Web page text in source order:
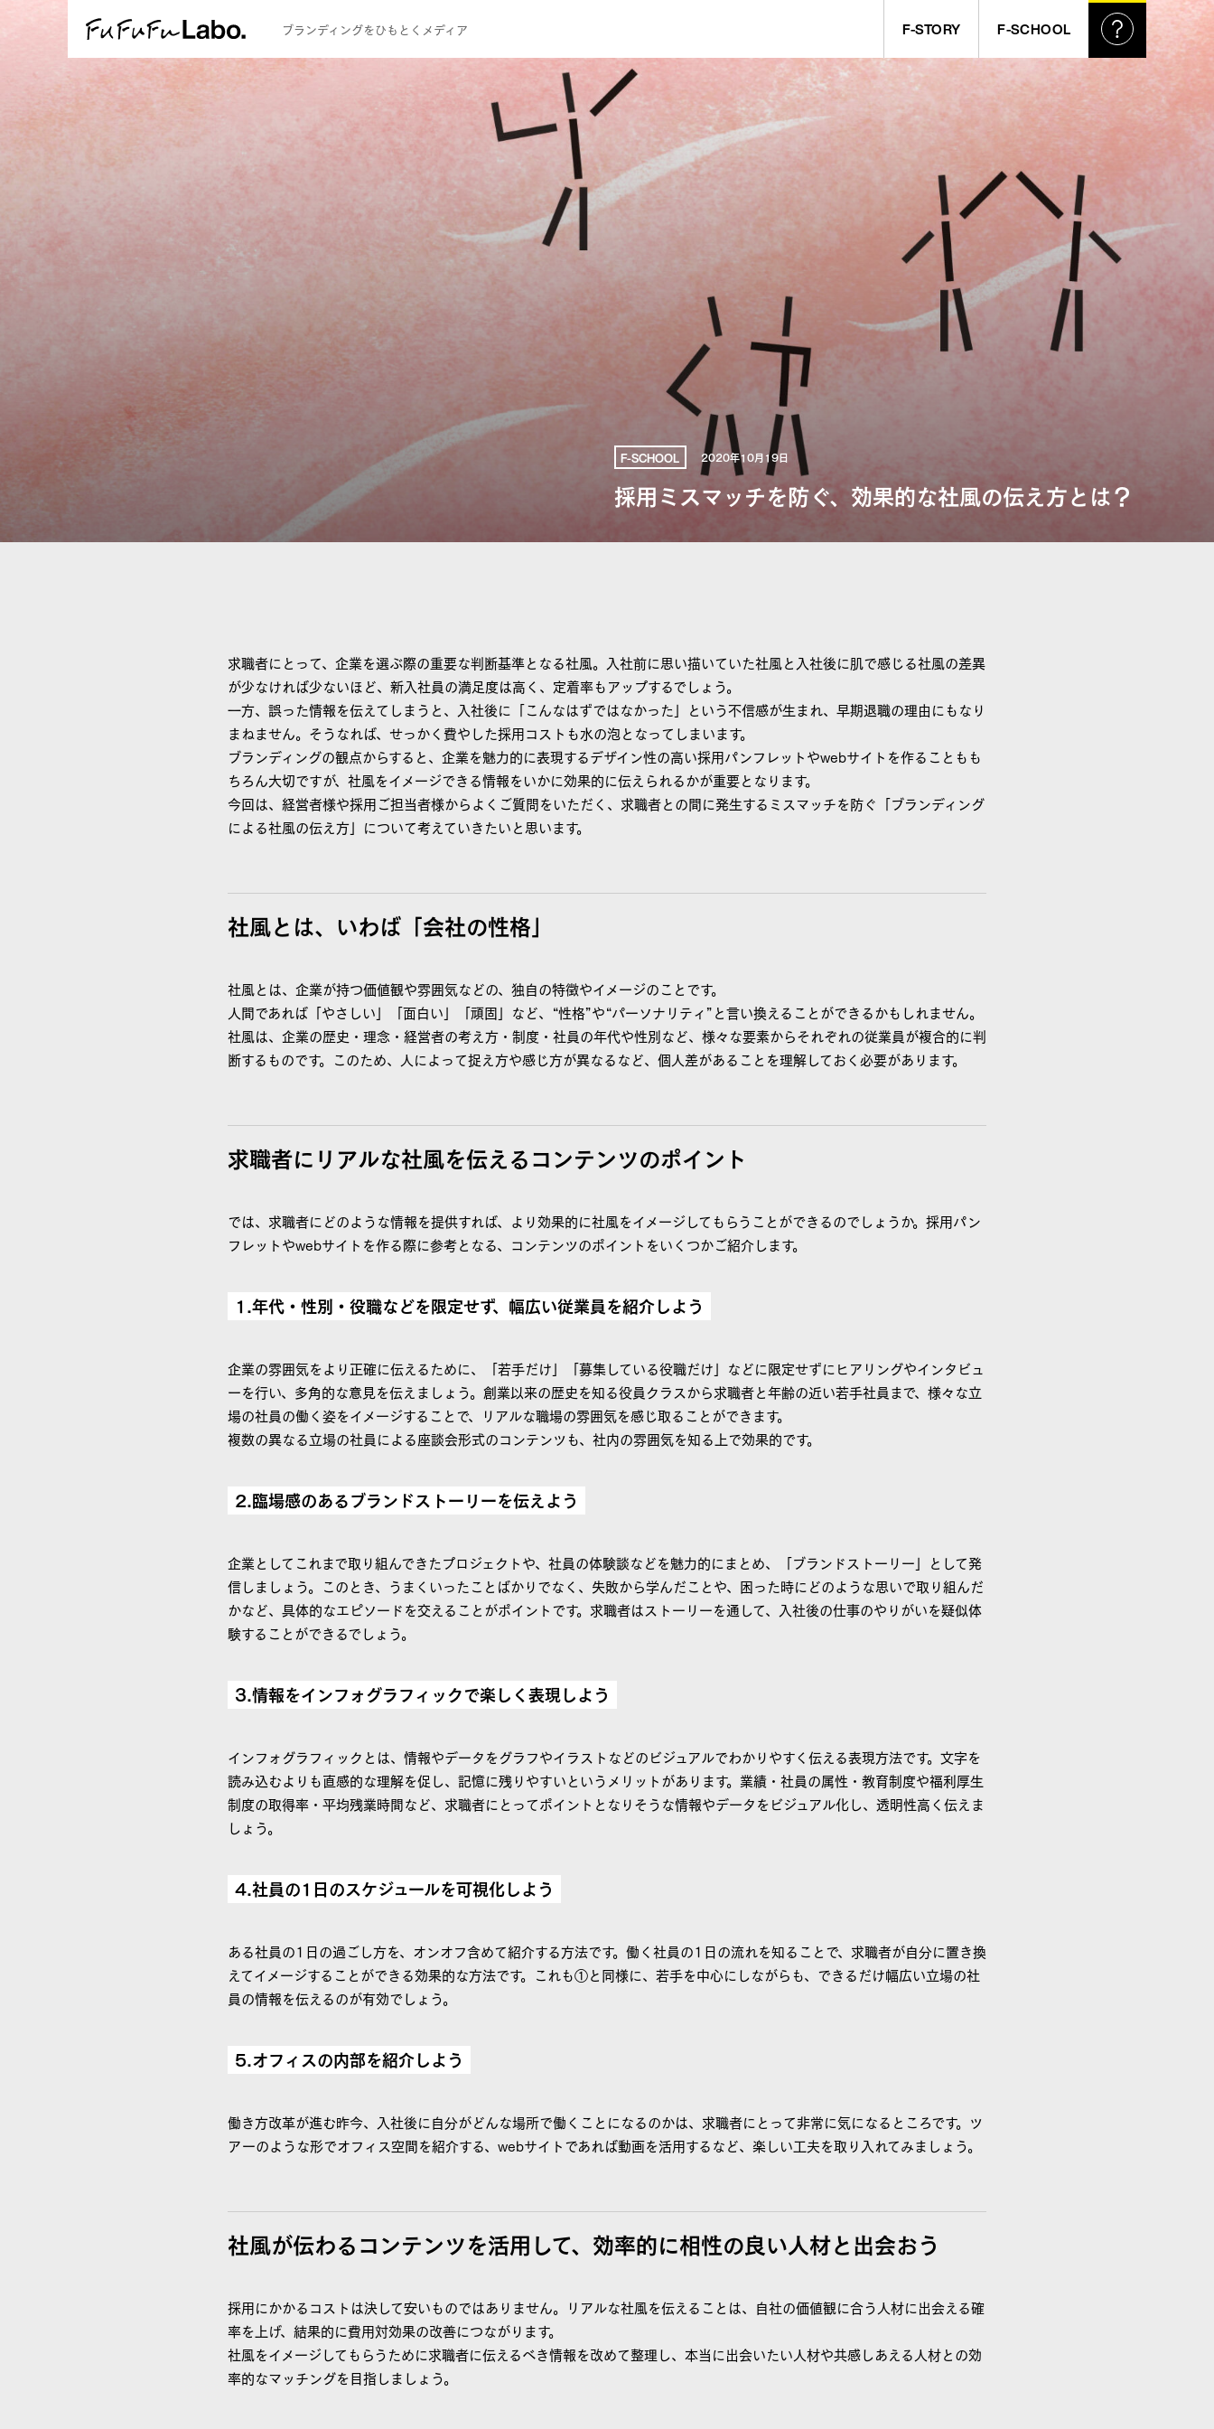
FuFuFu Labo ブランディングをひもとくメディア F-STORY F-SCHOOL
F-STORY
F-SCHOOL 2020年10月19日
採用ミスマッチを防ぐ、効果的な社風の伝え方とは？
求職者にとって、企業を選ぶ際の重要な判断基準となる社風。入社前に思い描いていた社風と入社後に肌で感じる社風の差異
が少なければ少ないほど、新入社員の満足度は高く、定着率もアップするでしょう。
一方、誤った情報を伝えてしまうと、入社後に「こんなはずではなかった」という不信感が生まれ、早期退職の理由にもなり
まねません。そうなれば、せっかく費やした採用コストも水の泡となってしまいます。
ブランディングの観点からすると、企業を魅力的に表現するデザイン性の高い採用パンフレットやwebサイトを作ることもも
ちろん大切ですが、社風をイメージできる情報をいかに効果的に伝えられるかが重要となります。
今回は、経営者様や採用ご担当者様からよくご質問をいただく、求職者との間に発生するミスマッチを防ぐ「ブランディング
による社風の伝え方」について考えていきたいと思います。
社風とは、いわば「会社の性格」
社風とは、企業が持つ価値観や雰囲気などの、独自の特徴やイメージのことです。
人間であれば「やさしい」「面白い」「頑固」など、“性格”や“パーソナリティ”と言い換えることができるかもしれません。
社風は、企業の歴史・理念・経営者の考え方・制度・社員の年代や性別など、様々な要素からそれぞれの従業員が複合的に判
断するものです。このため、人によって捉え方や感じ方が異なるなど、個人差があることを理解しておく必要があります。
求職者にリアルな社風を伝えるコンテンツのポイント
では、求職者にどのような情報を提供すれば、より効果的に社風をイメージしてもらうことができるのでしょうか。採用パン
フレットやwebサイトを作る際に参考となる、コンテンツのポイントをいくつかご紹介します。
1.年代・性別・役職などを限定せず、幅広い従業員を紹介しよう
企業の雰囲気をより正確に伝えるために、「若手だけ」「募集している役職だけ」などに限定せずにヒアリングやインタビュ
ーを行い、多角的な意見を伝えましょう。創業以来の歴史を知る役員クラスから求職者と年齢の近い若手社員まで、様々な立
場の社員の働く姿をイメージすることで、リアルな職場の雰囲気を感じ取ることができます。
複数の異なる立場の社員による座談会形式のコンテンツも、社内の雰囲気を知る上で効果的です。
2.臨場感のあるブランドストーリーを伝えよう
企業としてこれまで取り組んできたプロジェクトや、社員の体験談などを魅力的にまとめ、「ブランドストーリー」として発
信しましょう。このとき、うまくいったことばかりでなく、失敗から学んだことや、困った時にどのような思いで取り組んだ
かなど、具体的なエピソードを交えることがポイントです。求職者はストーリーを通して、入社後の仕事のやりがいを疑似体
験することができるでしょう。
3.情報をインフォグラフィックで楽しく表現しよう
インフォグラフィックとは、情報やデータをグラフやイラストなどのビジュアルでわかりやすく伝える表現方法です。文字を
読み込むよりも直感的な理解を促し、記憶に残りやすいというメリットがあります。業績・社員の属性・教育制度や福利厚生
制度の取得率・平均残業時間など、求職者にとってポイントとなりそうな情報やデータをビジュアル化し、透明性高く伝えま
しょう。
4.社員の1日のスケジュールを可視化しよう
ある社員の1日の過ごし方を、オンオフ含めて紹介する方法です。働く社員の1日の流れを知ることで、求職者が自分に置き換
えてイメージすることができる効果的な方法です。これも①と同様に、若手を中心にしながらも、できるだけ幅広い立場の社
員の情報を伝えるのが有効でしょう。
5.オフィスの内部を紹介しよう
働き方改革が進む昨今、入社後に自分がどんな場所で働くことになるのかは、求職者にとって非常に気になるところです。ツ
アーのような形でオフィス空間を紹介する、webサイトであれば動画を活用するなど、楽しい工夫を取り入れてみましょう。
社風が伝わるコンテンツを活用して、効率的に相性の良い人材と出会おう
採用にかかるコストは決して安いものではありません。リアルな社風を伝えることは、自社の価値観に合う人材に出会える確
率を上げ、結果的に費用対効果の改善につながります。
社風をイメージしてもらうために求職者に伝えるべき情報を改めて整理し、本当に出会いたい人材や共感しあえる人材との効
率的なマッチングを目指しましょう。